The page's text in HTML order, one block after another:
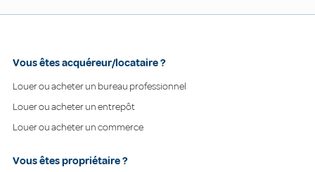
Vous êtes acquéreur/locataire ?
Louer ou acheter un bureau professionnel
Louer ou acheter un entrepôt
Louer ou acheter un commerce
Vous êtes propriétaire ?